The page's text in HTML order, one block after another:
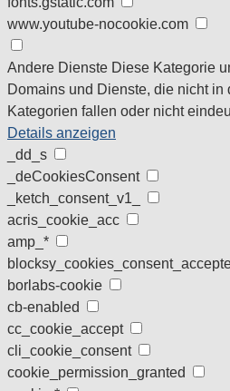
www.youtube-nocookie.com
Andere Dienste Diese Kategorie
Domains und Dienste, die nicht
Kategorien fallen oder nicht
Details anzeigen
_dd_s
_deCookiesConsent
_ketch_consent_v1_
acris_cookie_acc
amp_*
borlabs-cookie
cb-enabled
cc_cookie_accept
cli_cookie_consent
cookie_permission_granted